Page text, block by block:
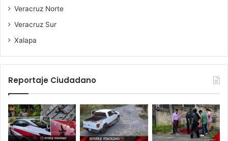
Veracruz Norte
Veracruz Sur
Xalapa
Reportaje Ciudadano